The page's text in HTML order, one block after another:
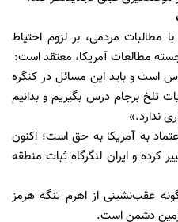
مطالبات مردمی، بر لزوم احتیاط
مطالعات آمریکا، معتقد است:
است و باید این مسائل در کنگره
تلخ برجام درس بگیریم و بدانیم
ندارد.»
به آمریکا به حق است؛ اکنون
کرده و ایران لنگرگاه ثبات منطقه
عقب‌نشینی از اهرم تنگه هرمز
زمین دشمن است.